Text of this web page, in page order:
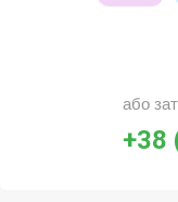
або
+38